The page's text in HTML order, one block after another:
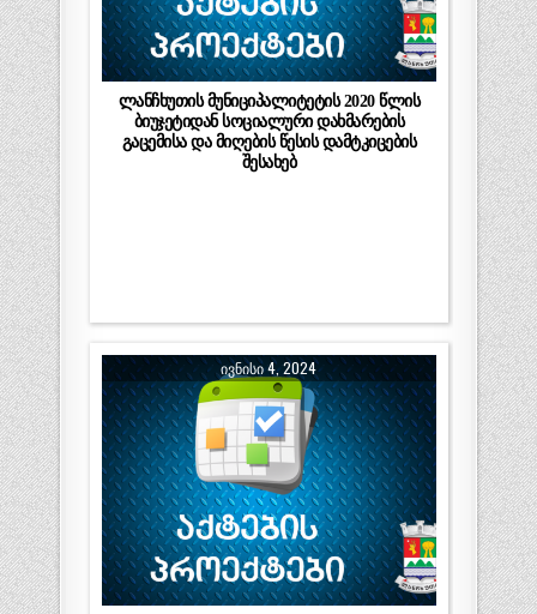
ლანჩხუთის მუნიციპალიტეტის 2020 წლის
ბიუჯეტიდან სოციალური დახმარების
გაცემისა და მიღების წესის დამტკიცების
შესახებ
ᲘᲕᲜᲘᲡᲘ 4, 2024